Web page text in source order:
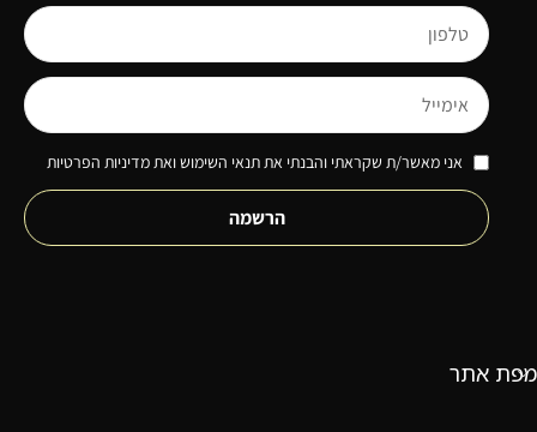
אני מאשר/ת שקראתי והבנתי את תנאי השימוש ואת מדיניות הפרטיות
הרשמה
מפת אתר